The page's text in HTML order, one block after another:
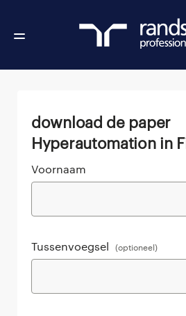
Download de paper
Hyperautomation in
Voornaam
Tussenvoegsel (optioneel)